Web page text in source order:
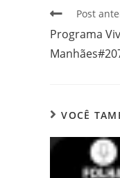
Post
Programa
VOCÊ